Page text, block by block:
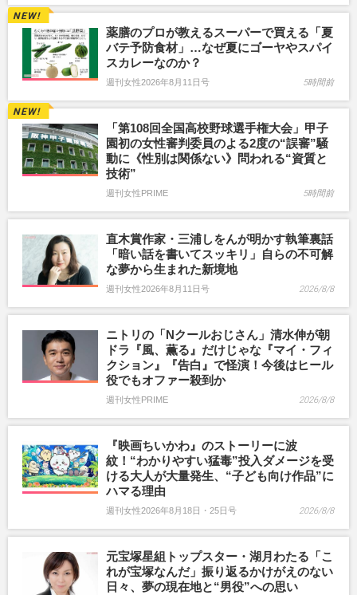
薬膳のプロが教えるスーパーで買える「夏
バテ予防食材」…なぜ夏にゴーヤやスパイ
スカレーなのか？
週刊女性2026年8月11日号 5時間前
「第108回全国高校野球選手権大会」甲子
園初の女性審判委員のよる2度の“誤審”騒
動に《性別は関係ない》問われる“資質と
技術”
週刊女性PRIME 5時間前
直木賞作家・三浦しをんが明かす執筆裏話
「暗い話を書いてスッキリ」自らの不可解
な夢から生まれた新境地
週刊女性2026年8月11日号 2026/8/8
ニトリの「Nクールおじさん」清水伸が朝
ドラ『風、薫る』だけじゃな『マイ・フィ
クション』『告白』で怪演！今後はヒール
役でもオファー殺到か
週刊女性PRIME 2026/8/8
『映画ちいかわ』のストーリーに波
紋！“わかりやすい猛毒”投入ダメージを受
ける大人が大量発生、“子ども向け作品”に
ハマる理由
週刊女性2026年8月18日・25日号 2026/8/8
元宝塚星組トップスター・湖月わたる「こ
れが宝塚なんだ」振り返るかけがえのない
日々、夢の現在地と“男役”への思い